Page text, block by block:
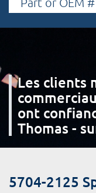
Les clients
ont
Thomas -
5704-2125